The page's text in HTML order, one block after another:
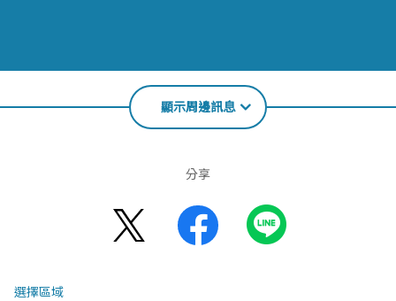
顯示周邊訊息
分享
選擇區域